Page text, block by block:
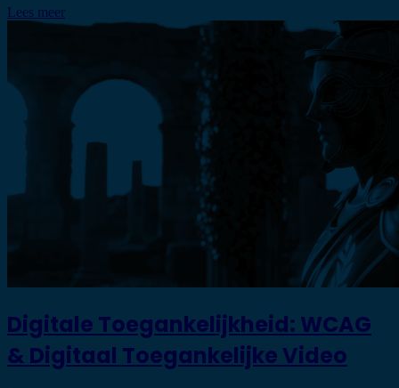
Lees meer
Digitale Toegankelijkheid: WCAG
& Digitaal Toegankelijke Video